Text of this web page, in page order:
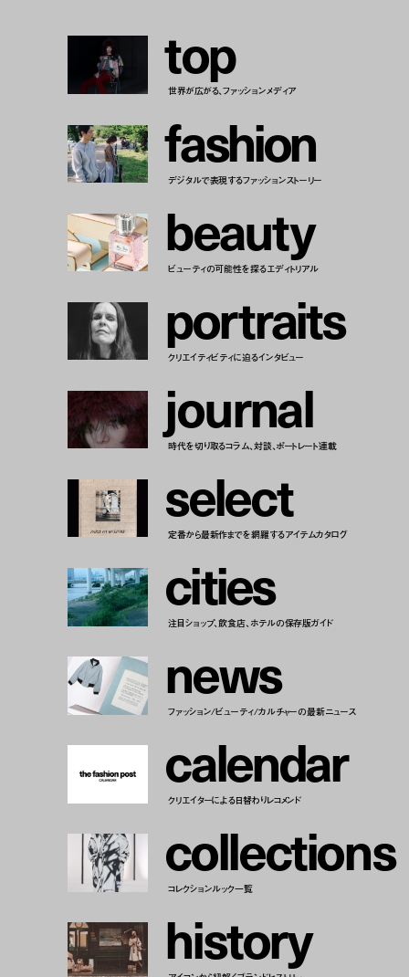
top
世界が広がる、ファッションメディア
fashion
デジタルで表現するファッションストーリー
beauty
ビューティの可能性を探るエディトリアル
portraits
クリエイティビティに迫るインタビュー
journal
時代を切り取るコラム、対談、ポートレート連載
select
定番から最新作までを網羅するアイテムカタログ
cities
注目ショップ、飲食店、ホテルの保存版ガイド
news
ファッション/ビューティ/カルチャーの最新ニュース
calendar
クリエイターによる日替わりレコメンド
collections
コレクションルック一覧
history